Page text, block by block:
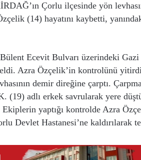
Çorlu ilçesinde yön
(14) hayatını kaybetti,
Ecevit Bulvarı üzerindeki
Azra Özçelik’in kontrolünü
demir direğine çarptı.
(19) adlı erkek savrularak yere
yaptığı kontrolde Azra
Devlet Hastanesi’ne kaldırılarak